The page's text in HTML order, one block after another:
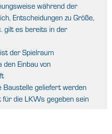
während der
Entscheidungen zu Größe,
gilt es bereits in der
der Spielraum
Einbau von
Baustelle geliefert werden
die LKWs gegeben sein